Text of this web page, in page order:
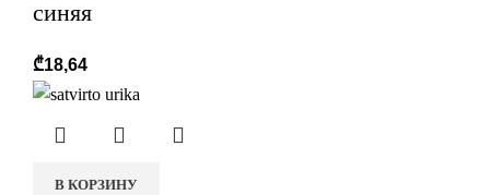
синяя
₾18,64
В КОРЗИНУ